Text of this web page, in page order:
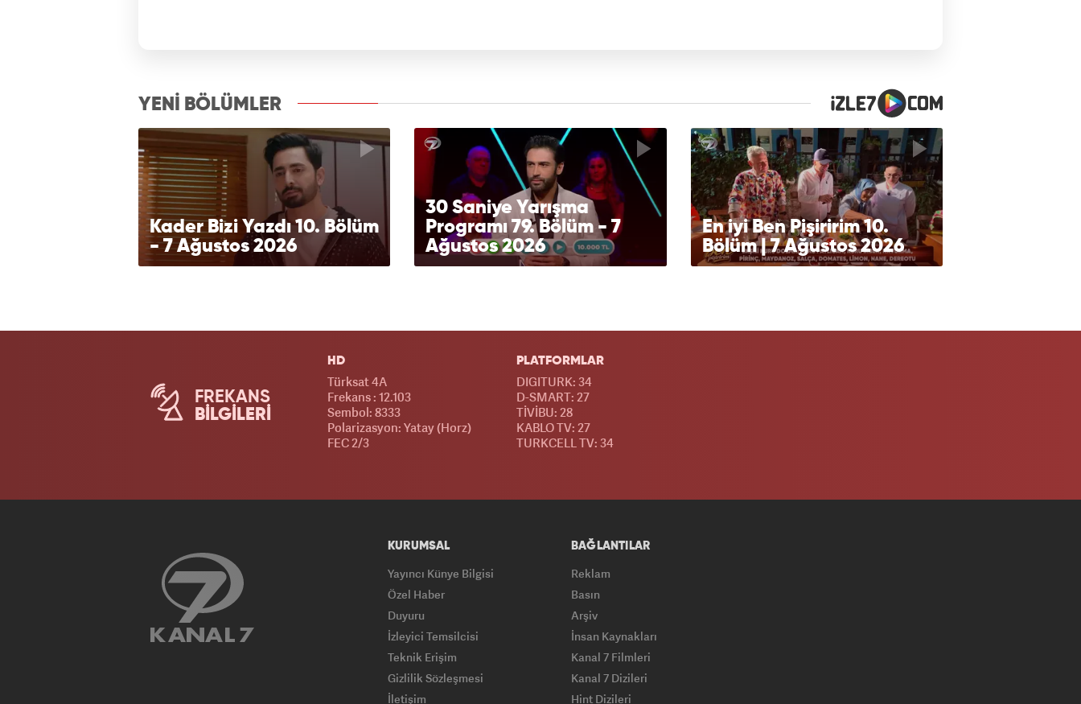
YENİ BÖLÜMLER
Kader Bizi Yazdı 10. Bölüm
- 7 Ağustos 2026
30 Saniye Yarışma
Programı 79. Bölüm - 7
Ağustos 2026
En iyi Ben Pişiririm 10.
Bölüm | 7 Ağustos 2026
FREKANS
BİLGİLERİ
HD
Türksat 4A
Frekans : 12.103
Sembol: 8333
Polarizasyon: Yatay (Horz)
FEC 2/3
PLATFORMLAR
DIGITURK: 34
D-SMART: 27
TİVİBU: 28
KABLO TV: 27
TURKCELL TV: 34
KURUMSAL
Yayıncı Künye Bilgisi
Özel Haber
Duyuru
İzleyici Temsilcisi
Teknik Erişim
Gizlilik Sözleşmesi
İletişim
BAĞLANTILAR
Reklam
Basın
Arşiv
İnsan Kaynakları
Kanal 7 Filmleri
Kanal 7 Dizileri
Hint Dizileri